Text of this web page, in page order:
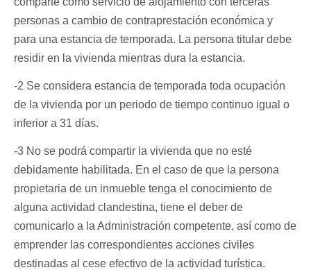
personas a cambio de contraprestación económica y
para una estancia de temporada. La persona titular debe
residir en la vivienda mientras dura la estancia.
-2 Se considera estancia de temporada toda ocupación
de la vivienda por un periodo de tiempo continuo igual o
inferior a 31 días.
-3 No se podrá compartir la vivienda que no esté
debidamente habilitada. En el caso de que la persona
propietaria de un inmueble tenga el conocimiento de
alguna actividad clandestina, tiene el deber de
comunicarlo a la Administración competente, así como de
emprender las correspondientes acciones civiles
destinadas al cese efectivo de la actividad turística.